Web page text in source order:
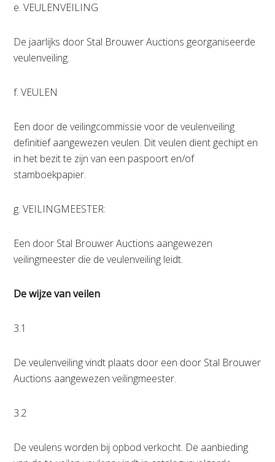
e. VEULENVEILING
De jaarlijks door Stal Brouwer Auctions georganiseerde
veulenveiling.
f. VEULEN
Een door de veilingcommissie voor de veulenveiling
definitief aangewezen veulen. Dit veulen dient gechipt en
in het bezit te zijn van een paspoort en/of
stamboekpapier.
g. VEILINGMEESTER:
Een door Stal Brouwer Auctions aangewezen
veilingmeester die de veulenveiling leidt.
De wijze van veilen
3.1
De veulenveiling vindt plaats door een door Stal Brouwer
Auctions aangewezen veilingmeester.
3.2
De veulens worden bij opbod verkocht. De aanbieding